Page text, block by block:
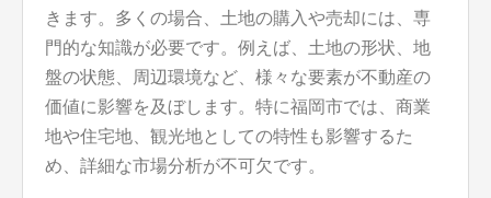
きます。多くの場合、土地の購入や売却には、専
門的な知識が必要です。例えば、土地の形状、地
盤の状態、周辺環境など、様々な要素が不動産の
価値に影響を及ぼします。特に福岡市では、商業
地や住宅地、観光地としての特性も影響するた
め、詳細な市場分析が不可欠です。